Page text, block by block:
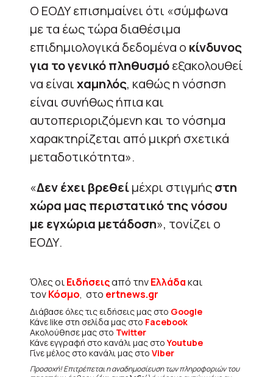
Ο ΕΟΔΥ επισημαίνει ότι «σύμφωνα
με τα έως τώρα διαθέσιμα
επιδημιολογικά δεδομένα ο κίνδυνος
για το γενικό πληθυσμόεξακολουθεί
να είναιχαμηλός, καθώς η νόσηση
είναι συνήθως ήπια και
αυτοπεριοριζόμενη και το νόσημα
χαρακτηρίζεται από μικρή σχετικά
μεταδοτικότητα».
«Δεν έχει βρεθείμέχρι στιγμήςστη
χώρα μας περιστατικό της νόσου
με εγχώρια μετάδοση», τονίζει ο
ΕΟΔΥ.
Όλες οιΕιδήσειςαπό τηνΕλλάδακαι
τονΚόσμο, στο ertnews.gr
Διάβασε όλες τις ειδήσεις μας στο Google
Κάνε like στη σελίδα μας στο Facebook
Ακολούθησε μας στο Twitter
Κάνε εγγραφή στο κανάλι μας στοYoutube
Γίνε μέλος στο κανάλι μας στο Viber
Προσοχή! Επιτρέπεται η αναδημοσίευση των πληροφοριών του